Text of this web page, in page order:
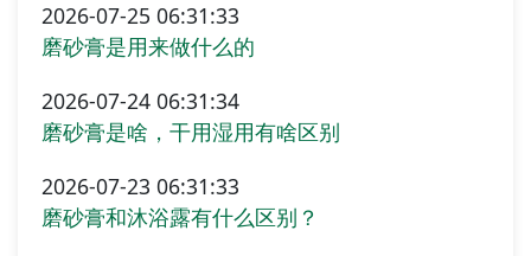
2026-07-25 06:31:33
磨砂膏是用来做什么的
2026-07-24 06:31:34
磨砂膏是啥，干用湿用有啥区别
2026-07-23 06:31:33
磨砂膏和沐浴露有什么区别？